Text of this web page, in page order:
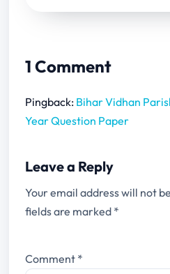
1 Comment
Pingback: Bihar Vidhan
Year Question Paper
Leave a Reply
Your email address will not
fields are marked *
Comment *